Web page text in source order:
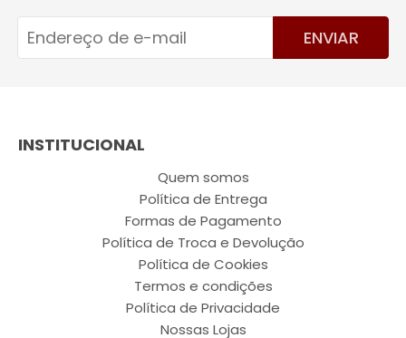
ENVIAR
INSTITUCIONAL
Quem somos
Política de Entrega
Formas de Pagamento
Política de Troca e Devolução
Política de Cookies
Termos e condições
Política de Privacidade
Nossas Lojas